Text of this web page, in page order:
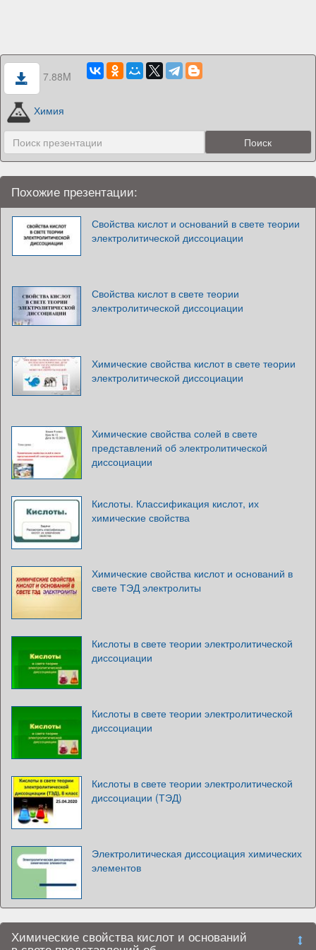
7.88M
Химия
Похожие презентации:
Свойства кислот и оснований в свете теории
электролитической диссоциации
Свойства кислот в свете теории
электролитической диссоциации
Химические свойства кислот в свете теории
электролитической диссоциации
Химические свойства солей в свете
представлений об электролитической
диссоциации
Кислоты. Классификация кислот, их
химические свойства
Химические свойства кислот и оснований в
свете ТЭД электролиты
Кислоты в свете теории электролитической
диссоциации
Кислоты в свете теории электролитической
диссоциации
Кислоты в свете теории электролитической
диссоциации (ТЭД)
Электролитическая диссоциация химических
элементов
Химические свойства кислот и оснований